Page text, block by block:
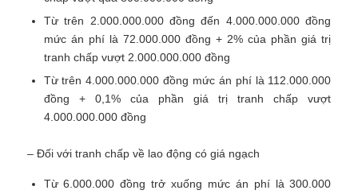
Từ trên 2.000.000.000 đồng đến 4.000.000.000 đồng
mức án phí là 72.000.000 đồng + 2% của phần giá trị
tranh chấp vượt 2.000.000.000 đồng
Từ trên 4.000.000.000 đồng mức án phí là 112.000.000
đồng + 0,1% của phần giá trị tranh chấp vượt
4.000.000.000 đồng
– Đối với tranh chấp về lao động có giá ngạch
Từ 6.000.000 đồng trở xuống mức án phí là 300.000